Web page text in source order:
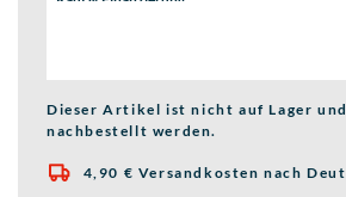
Dieser Artikel ist nicht auf Lager
nachbestellt werden.
 4,90 € Versandkosten nach